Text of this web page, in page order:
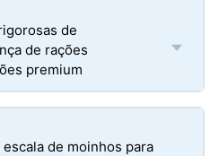
de
de rações
premium
de moinhos para